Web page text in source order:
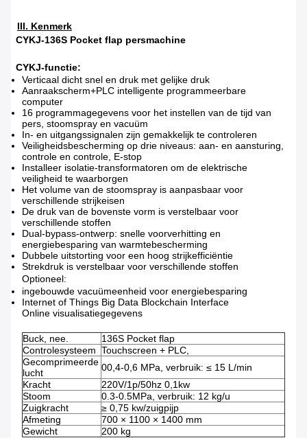
III. Kenmerk
CYKJ-136S Pocket flap persmachine
CYKJ-functie:
Verticaal dicht snel en druk met gelijke druk
Aanraakscherm+PLC intelligente programmeerbare
computer
16 programmagegevens voor het instellen van de tijd van
pers, stoomspray en vacuüm
In- en uitgangssignalen zijn gemakkelijk te controleren
Veiligheidsbescherming op drie niveaus: aan- en aansturing,
controle en controle, E-stop
Installeer isolatie-transformatoren om de elektrische
veiligheid te waarborgen
Het volume van de stoomspray is aanpasbaar voor
verschillende strijkeisen
De druk van de bovenste vorm is verstelbaar voor
verschillende stoffen
Dual-bypass-ontwerp: snelle voorverhitting en
energiebesparing van warmtebescherming
Dubbele uitstorting voor een hoog strijkefficiëntie
Strekdruk is verstelbaar voor verschillende stoffen
Optioneel:
ingebouwde vacuümeenheid voor energiebesparing
Internet of Things Big Data Blockchain Interface
Online visualisatiegegevens
Buck, nee.
136S Pocket flap
Controlesysteem Touchscreen + PLC,
Gecomprimeerde
lucht
00,4-0,6 MPa, verbruik: ≤ 15 L/min
Kracht
220V/1p/50hz 0,1kw
Stoom
0.3-0.5MPa, verbruik: 12 kg/u
Zuigkracht
≥ 0,75 kw/zuigpijp
Afmeting
700 × 1100 × 1400 mm
Gewicht
200 kg